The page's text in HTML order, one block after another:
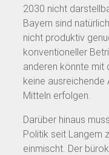
2030 nicht
Bayern sind
nicht produktiv
konventioneller
anderen könnte mit
keine ausreichende
Mitteln erfolgen.
Darüber hinaus
Politik seit Langem
einmischt. Der